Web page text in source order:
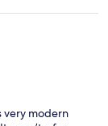
very modern